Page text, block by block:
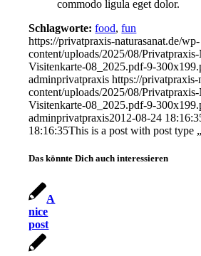
commodo ligula eget dolor.
Schlagworte: food,fun
https://privatpraxis-naturasanat.de/wp-
content/uploads/2025/08/
Visitenkarte-08_2025.pdf-9-
adminprivatpraxis https://privatpraxis-
content/uploads/2025/08/
Visitenkarte-08_2025.pdf-9-
adminprivatpraxis2012-08-24
18:16:35This is a post with post type
Das könnte Dich auch interessieren
A
nice
post